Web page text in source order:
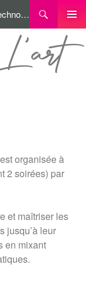
IPEFA Verviers – Ex IPEPS commercial et technologique
MENU
organisée à
2 soirées) par
et maîtriser les
jusqu’à leur
en mixant